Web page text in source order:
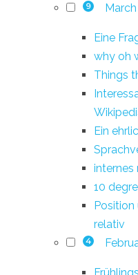
9
Eine
why oh
Things
Ein
internes
10
Position
relativ
4